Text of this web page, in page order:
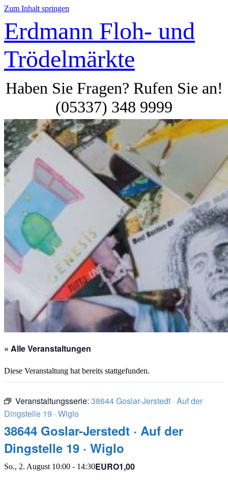
Zum Inhalt springen
Erdmann Floh- und
Trödelmärkte
Haben Sie Fragen? Rufen Sie an!
(05337) 348 9999
« Alle Veranstaltungen
Diese Veranstaltung hat bereits stattgefunden.
Veranstaltungsserie: 38644 Goslar-Jerstedt · Auf der
Dingstelle 19 · Wiglo
38644 Goslar-Jerstedt · Auf der
Dingstelle 19 · Wiglo
So., 2. August 10:00 - 14:30EURO1,00